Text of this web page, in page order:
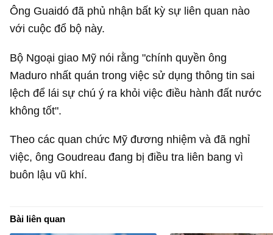
Ông Guaidó đã phủ nhận bất kỳ sự liên quan nào
với cuộc đổ bộ này.
Bộ Ngoại giao Mỹ nói rằng "chính quyền ông
Maduro nhất quán trong việc sử dụng thông tin sai
lệch để lái sự chú ý ra khỏi việc điều hành đất nước
không tốt".
Theo các quan chức Mỹ đương nhiệm và đã nghỉ
việc, ông Goudreau đang bị điều tra liên bang vì
buôn lậu vũ khí.
Bài liên quan